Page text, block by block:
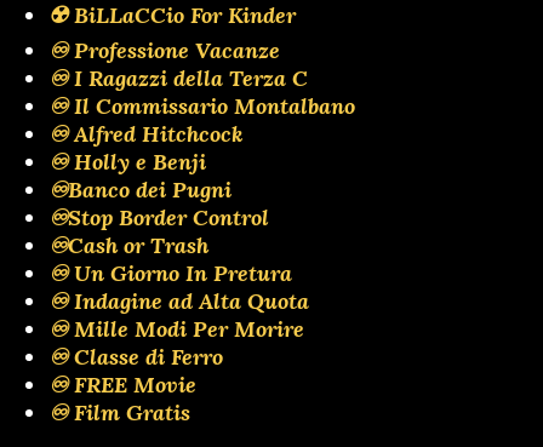
☢️ BiLLaCCio For Kinder
♾️ Professione Vacanze
♾️ I Ragazzi della Terza C
♾️ Il Commissario Montalbano
♾️ Alfred Hitchcock
♾️ Holly e Benji
♾️Banco dei Pugni
♾️Stop Border Control
♾️Cash or Trash
♾️ Un Giorno In Pretura
♾️ Indagine ad Alta Quota
♾️ Mille Modi Per Morire
♾️ Classe di Ferro
♾️ FREE Movie
♾️ Film Gratis